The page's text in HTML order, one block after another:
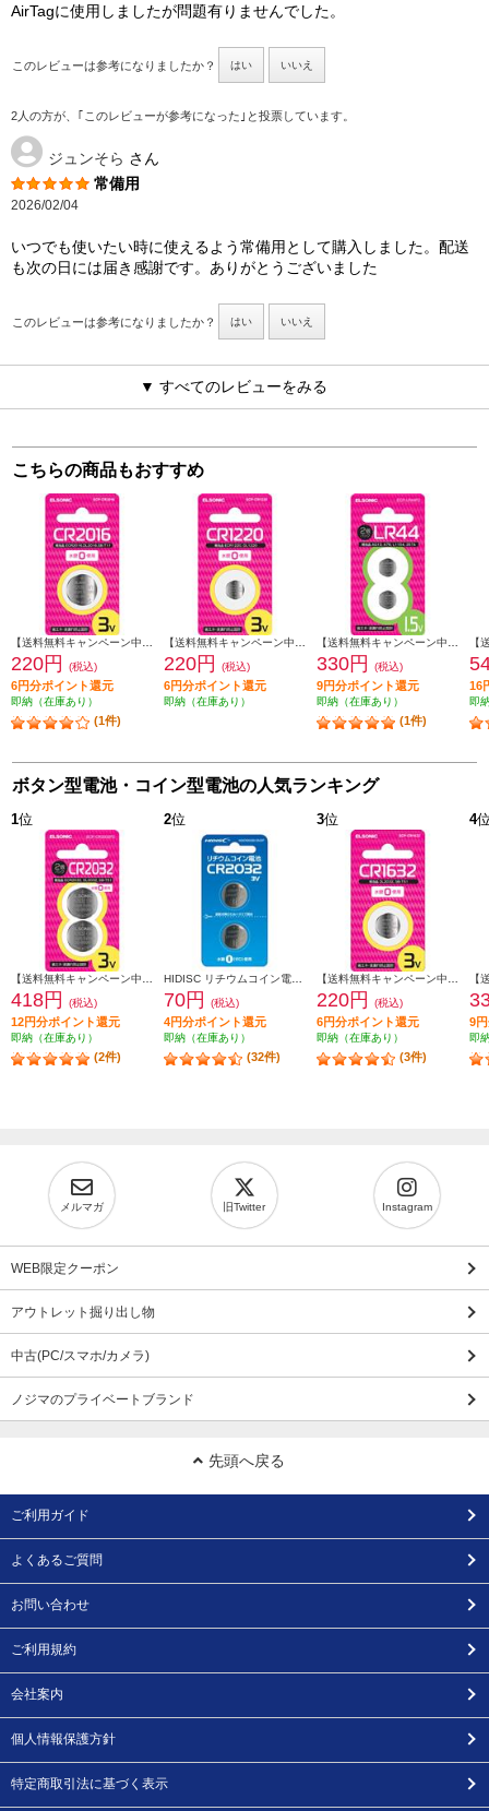
AirTagに使用しましたが問題有りませんでした。
このレビューは参考になりましたか？ はい いいえ
2人の方が、｢このレビューが参考になった｣と投票しています。
ジュンそら さん
常備用
2026/02/04
いつでも使いたい時に使えるよう常備用として購入しました。配送
も次の日には届き感謝です。ありがとうございました
このレビューは参考になりましたか？ はい いいえ
▼ すべてのレビューをみる
こちらの商品もおすすめ
220円 (税込)
6円分ポイント還元
即納（在庫あり）
(1件)
220円 (税込)
6円分ポイント還元
即納（在庫あり）
330円 (税込)
9円分ポイント還元
即納（在庫あり）
(1件)
16
即
ボタン型電池・コイン型電池の人気ランキング
1位
418円 (税込)
12円分ポイント還元
即納（在庫あり）
(2件)
2位
70円 (税込)
4円分ポイント還元
即納（在庫あり）
(32件)
3位
220円 (税込)
6円分ポイント還元
即納（在庫あり）
(3件)
4
9
即
メルマガ 旧Twitter Instagram
WEB限定クーポン
アウトレット掘り出し物
中古(PC/スマホ/カメラ)
ノジマのプライベートブランド
先頭へ戻る
ご利用ガイド
よくあるご質問
お問い合わせ
ご利用規約
会社案内
個人情報保護方針
特定商取引法に基づく表示